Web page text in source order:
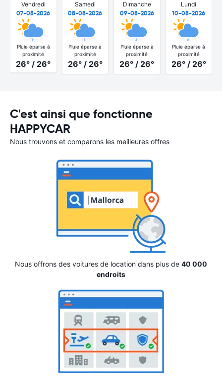
Vendredi
07-08-2026
Pluie éparse à
proximité
26° / 26°
Samedi
08-08-2026
Pluie éparse à
proximité
26° / 26°
Dimanche
09-08-2026
Pluie éparse à
proximité
26° / 26°
Lundi
10-08-2026
Pluie éparse à
proximité
26° / 26°
C'est ainsi que fonctionne
HAPPYCAR
Nous trouvons et comparons les meilleures offres
Nous offrons des voitures de location dans plus de 40 000
endroits